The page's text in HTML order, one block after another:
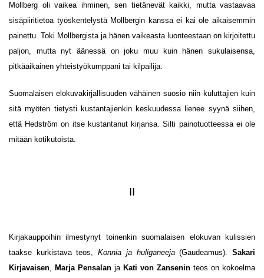
Mollberg oli vaikea ihminen, sen tietänevät kaikki, mutta vastaavaa
sisäpiiritietoa työskentelystä Mollbergin kanssa ei kai ole aikaisemmin
painettu. Toki Mollbergista ja hänen vaikeasta luonteestaan on kirjoitettu
paljon, mutta nyt äänessä on joku muu kuin hänen sukulaisensa,
pitkäaikainen yhteistyökumppani tai kilpailija.
Suomalaisen elokuvakirjallisuuden vähäinen suosio niin kuluttajien kuin
sitä myöten tietysti kustantajienkin keskuudessa lienee syynä siihen,
että Hedström on itse kustantanut kirjansa. Silti painotuotteessa ei ole
mitään kotikutoista.
II
Kirjakauppoihin ilmestynyt toinenkin suomalaisen elokuvan kulissien
taakse kurkistava teos,Konnia ja huliganeeja(Gaudeamus).Sakari
Kirjavaisen, Marja Pensalan ja Kati von Zansenin teos on kokoelma